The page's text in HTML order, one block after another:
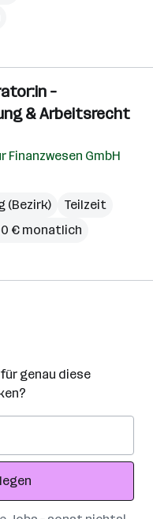
–
& Arbeitsrecht
GmbH
(Bezirk)
Teilzeit
€ monatlich
genau diese